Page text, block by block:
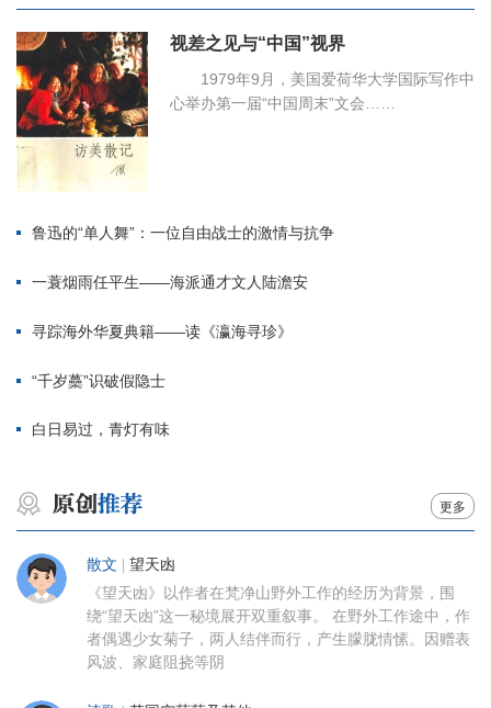
视差之见与“中国”视界
1979年9月，美国爱荷华大学国际写作中
心举办第一届“中国周末”文会……
鲁迅的“单人舞”：一位自由战士的激情与抗争
一蓑烟雨任平生——海派通才文人陆澹安
寻踪海外华夏典籍——读《瀛海寻珍》
“千岁蘽”识破假隐士
白日易过，青灯有味
更多
散文 | 望天凼
《望天凼》以作者在梵净山野外工作的经历为背景，围
绕“望天凼”这一秘境展开双重叙事。 在野外工作途中，作
者偶遇少女菊子，两人结伴而行，产生朦胧情愫。因赠表
风波、家庭阻挠等阴